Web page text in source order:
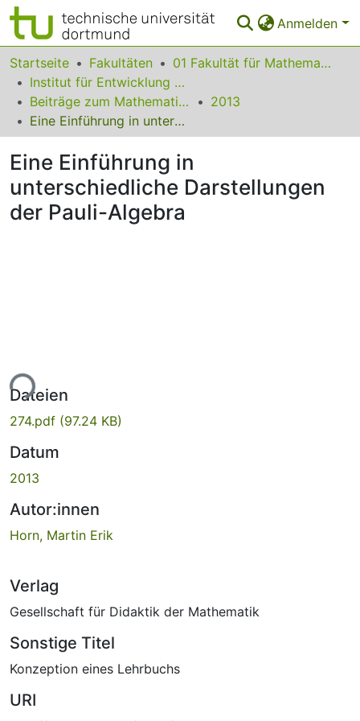
Anmelden
Bereiche & Sammlungen
Das gesamte Repositorium
Statistiken
FAQ
Leitlinien
Zurück zur Startseite
Startseite Fakultäten
01 Fakultät für Mathematik
Institut für Entwicklung und Erforschung des Mathematikunterrichts
Beiträge zum Mathematikunterricht
2013
Eine Einführung in unterschiedliche Darstellungen der Pauli-Algebra
Eine Einführung in
unterschiedliche Darstellungen
der Pauli-Algebra
Dateien
274.pdf (97.24 KB)
Datum
2013
Autor:innen
Horn, Martin Erik
Verlag
Gesellschaft für Didaktik der Mathematik
Sonstige Titel
Konzeption eines Lehrbuchs
URI